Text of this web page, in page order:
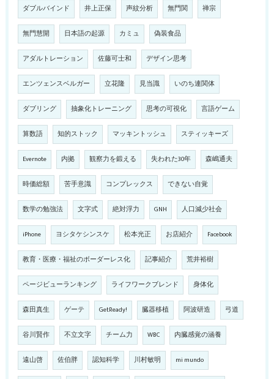
ダブルバインド 井上正保 声紋分析 無門関 禅宗
無門慧開 日本語の起源 カミュ 偽装食品
アダルトレーション 佐藤可士和 デザイン思考
エンツェンスベルガー 立花隆 見当識 いのち連関体
ダブリング 抽象化トレーニング 思考の可視化 言語ゲーム
算数語 知的ストック マッキントッシュ スティッキーズ
Evernote 内拠 観察力を鍛える 失われた30年 森嶋通夫
時価総額 苦手意識 コンプレックス できない自覚
数学の勉強法 文字式 絶対浮力 GNH 人口減少社会
iPhone ヨシタケシンスケ 松本光正 お店紹介 Facebook
教育・医療・福祉のボーダーレス化 記事紹介 荒井裕樹
ページビューランキング ライフワークブレンド 身体化
森田真生 ゲーテ GetReady! 臓器移植 阿波研造 弓道
谷川賢作 不立文字 チーム力 WBC 内臓感覚の涵養
遠山啓 佐伯胖 認知科学 川村敏明 mi mundo